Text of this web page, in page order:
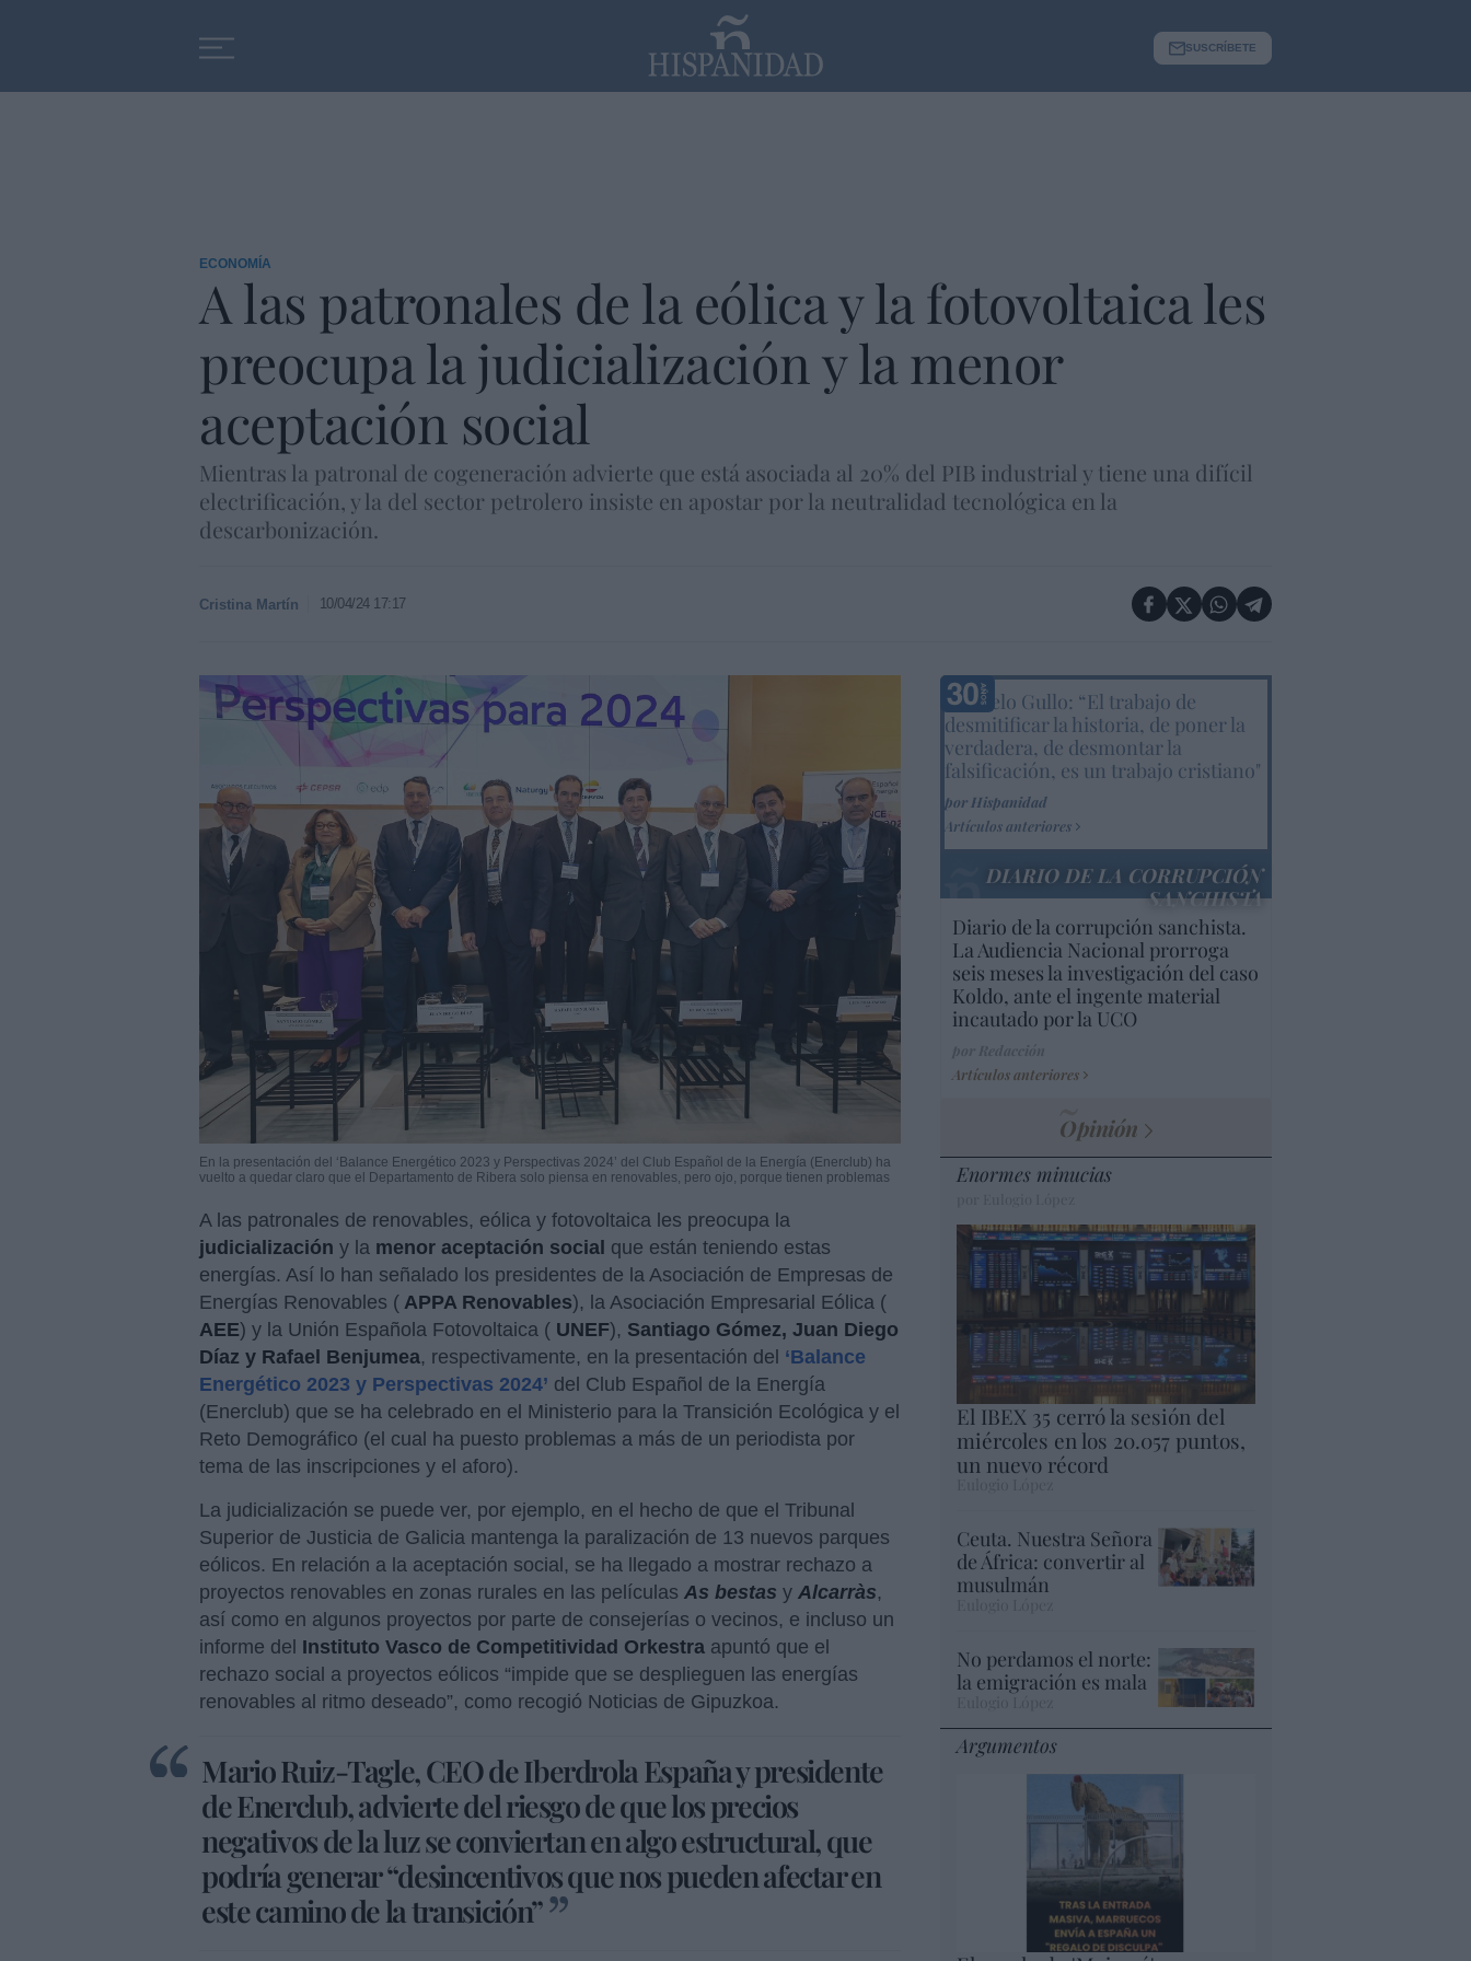
SUSCRÍBETE
ECONOMÍA
A las patronales de la eólica y la fotovoltaica les
preocupa la judicialización y la menor
aceptación social
Mientras la patronal de cogeneración advierte que está asociada al 20% del PIB industrial y tiene una difícil
electrificación, y la del sector petrolero insiste en apostar por la neutralidad tecnológica en la
descarbonización.
Cristina Martín 10/04/24 17:17
En la presentación del ‘Balance Energético 2023 y Perspectivas 2024’ del Club Español de la Energía (Enerclub) ha
vuelto a quedar claro que el Departamento de Ribera solo piensa en renovables, pero ojo, porque tienen problemas
A las patronales de renovables, eólica y fotovoltaica les preocupa la
judicialización y la menor aceptación social que están teniendo estas
energías. Así lo han señalado los presidentes de la Asociación de Empresas de
Energías Renovables ( APPA Renovables), la Asociación Empresarial Eólica (
AEE) y la Unión Española Fotovoltaica ( UNEF), Santiago Gómez, Juan Diego
Díaz y Rafael Benjumea, respectivamente, en la presentación del ‘Balance
Energético 2023 y Perspectivas 2024’ del Club Español de la Energía
(Enerclub) que se ha celebrado en el Ministerio para la Transición Ecológica y el
Reto Demográfico (el cual ha puesto problemas a más de un periodista por
tema de las inscripciones y el aforo).
La judicialización se puede ver, por ejemplo, en el hecho de que el Tribunal
Superior de Justicia de Galicia mantenga la paralización de 13 nuevos parques
eólicos. En relación a la aceptación social, se ha llegado a mostrar rechazo a
proyectos renovables en zonas rurales en las películas As bestas y Alcarràs,
así como en algunos proyectos por parte de consejerías o vecinos, e incluso un
informe del Instituto Vasco de Competitividad Orkestra apuntó que el
rechazo social a proyectos eólicos “impide que se desplieguen las energías
renovables al ritmo deseado”, como recogió Noticias de Gipuzkoa.
Mario Ruiz-Tagle, CEO de Iberdrola España y presidente
de Enerclub, advierte del riesgo de que los precios
negativos de la luz se conviertan en algo estructural, que
podría generar “desincentivos que nos pueden afectar en
este camino de la transición”
Marcelo Gullo: “El trabajo de
desmitificar la historia, de poner la
verdadera, de desmontar la
falsificación, es un trabajo cristiano"
por Hispanidad
Artículos anteriores
DIARIO DE LA CORRUPCIÓN
SANCHISTA
Diario de la corrupción sanchista.
La Audiencia Nacional prorroga
seis meses la investigación del caso
Koldo, ante el ingente material
incautado por la UCO
Artículos anteriores
Opinión
Enormes minucias
El IBEX 35 cerró la sesión del
miércoles en los 20.057 puntos,
un nuevo récord
Ceuta. Nuestra Señora
de África: convertir al
musulmán
No perdamos el norte:
la emigración es mala
Argumentos